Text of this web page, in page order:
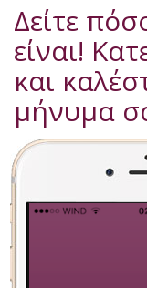
Δείτε
είναι!
και
μήνυμα